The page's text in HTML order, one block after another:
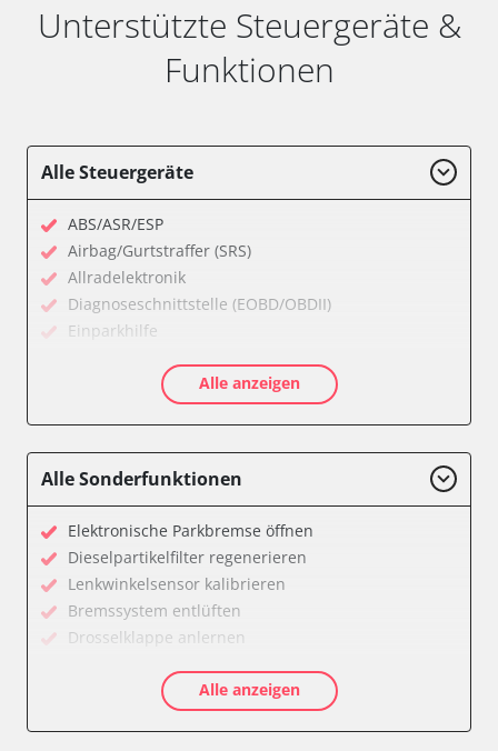
Unterstützte Steuergeräte &
Funktionen
Alle Steuergeräte
ABS/ASR/ESP
Airbag/Gurtstraffer (SRS)
Allradelektronik
Diagnoseschnittstelle (EOBD/OBDII)
Einparkhilfe
Getriebesteuerung
Karosseriesteuerung
Lichtsteuerung
Reifendruckkontrolle (RDK)
Servolenkung
Soundsystem
Wegfahrsperre
Zentralelektronik
Zentralelektronik vorne Beifahrer
Verfügbarkeit abhängig von Modell, Motorisierung, Ausstattung
und Konfiguration
Alle anzeigen
Alle Sonderfunktionen
Elektronische Parkbremse öffnen
Dieselpartikelfilter regenerieren
Lenkwinkelsensor kalibrieren
Bremssystem entlüften
Drosselklappe anlernen
Kraftstofftank entleeren
Elektronische Parkbremse kalibrieren
Alle anzeigen